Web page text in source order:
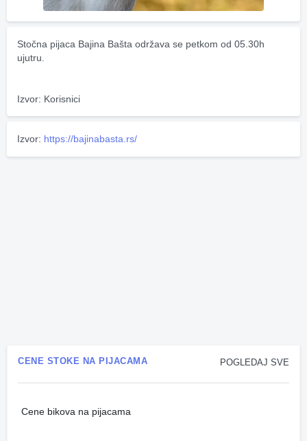
Stočna pijaca Bajina Bašta održava se petkom od 05.30h
ujutru.
Izvor: Korisnici
Izvor: https://bajinabasta.rs/
POGLEDAJ SVE
CENE STOKE NA PIJACAMA
Cene bikova na pijacama